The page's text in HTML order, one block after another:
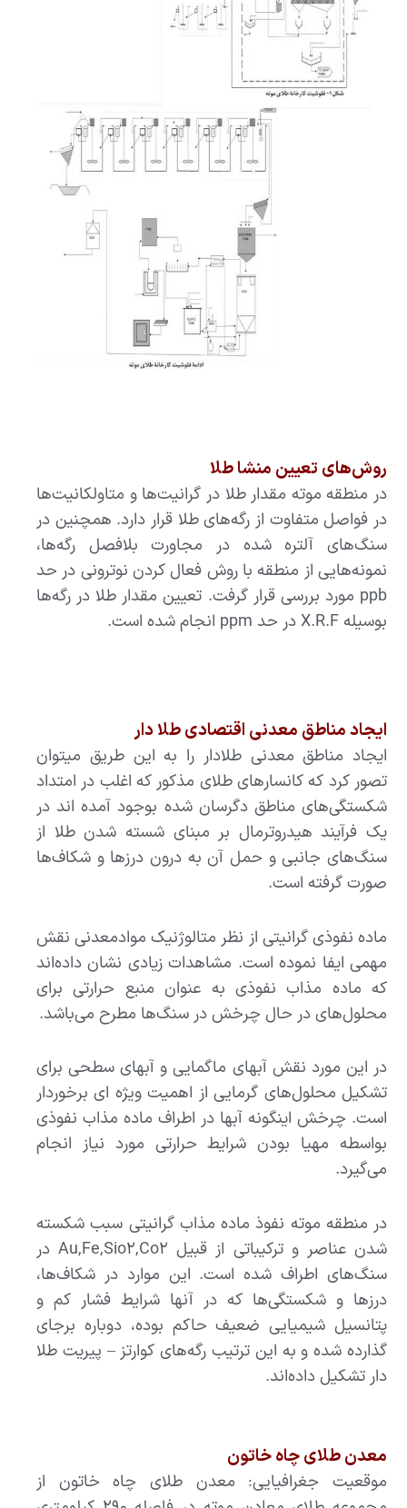
روش‌های تعیین منشا طلا
در منطقه موته مقدار طلا در گرانیت‌ها و متاولکانیت‌ها
در فواصل متفاوت از رگه‌های طلا قرار دارد. همچنین در
سنگ‌های آلتره شده در مجاورت بلافصل رگه‌ها،
نمونه‌هایی از منطقه با روش فعال کردن نوترونی در حد
ppb مورد بررسی قرار گرفت. تعیین مقدار طلا در رگه‌ها
بوسیله X.R.F در حد ppm انجام شده است.
ایجاد مناطق معدنی اقتصادی طلا دار
ایجاد مناطق معدنی طلادار را به این طریق میتوان
تصور کرد که کانسارهای طلای مذکور که اغلب در امتداد
شکستگی‌های مناطق دگرسان شده بوجود آمده اند در
یک فرآیند هیدروترمال بر مبنای شسته شدن طلا از
سنگ‌های جانبی و حمل آن به درون درزها و شکاف‌ها
صورت گرفته است.
ماده نفوذی گرانیتی از نظر متالوژنیک موادمعدنی نقش
مهمی ایفا نموده است. مشاهدات زیادی نشان داده‌اند
که ماده مذاب نفوذی به عنوان منبع حرارتی برای
محلول‌های در حال چرخش در سنگ‌ها مطرح می‌باشد.
در این مورد نقش آبهای ماگمایی و آبهای سطحی برای
تشکیل محلول‌های گرمایی از اهمیت ویژه ای برخوردار
است. چرخش اینگونه آبها در اطراف ماده مذاب نفوذی
بواسطه مهیا بودن شرایط حرارتی مورد نیاز انجام
می‌گیرد.
در منطقه موته نفوذ ماده مذاب گرانیتی سبب شکسته
شدن عناصر و ترکیباتی از قبیل Au,Fe,Sio۲,Co۲ در
سنگ‌های اطراف شده است. این موارد در شکاف‌ها،
درزها و شکستگی‌ها که در آنها شرایط فشار کم و
پتانسیل شیمیایی ضعیف حاکم بوده، دوباره برجای
گذارده شده و به این ترتیب رگه‌های کوارتز – پیریت طلا
دار تشکیل داده‌اند.
معدن طلای چاه خاتون
موقعیت جغرافیایی: معدن طلای چاه خاتون از